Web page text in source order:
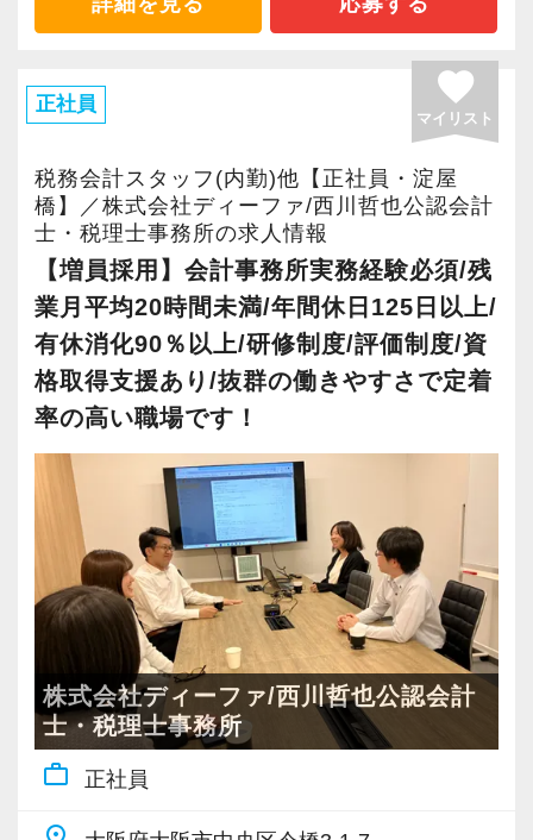
◆入社1年目（年収700万円前後）
・プレイヤーとしてスキルアップに励む。
・個人事業主や年商3億円未満のスタートアップ
法人をメインで担当。
◆入社3年目（年収1,000万円前後）
・担当顧問25〜30件前後。共同案件のリーダー
担当1〜2件前後、サポート担当5件前後。
・マネージャーやその補佐などを担当。
・財務コンサル業務を担当。
・年商10億円未満の中規模法人をメインで担
・年商10億円超の企業グループをチームの一員
として担当。
・その他、経験を積みたい分野があれば積極的
に該当案件へ参加して経験を積む（例：組織再
編や事業承継対策の提案、DD業務などのスポッ
ト業務をチームの一員として対応）。
◆入社5年目以降（年収1,200万円以上）
・担当顧問25〜35件前後。共同案件のリーダー
担当5〜10件前後。
・オフィスの拠点長や管理責任者、またはその
※「経験者」の定義は「税理士資格の有無は問
わず、単独で顧客対応可能な方」とする。
業界経験のある転職者は全員が前職以上の年収
を実現中！（2025年実績）
以下のインセンティブ制度を設定
売上額：25万円超～50万円/月の部分の20％〜
売上額：50万円超/月の部分の30％〜
※20万円に上記インセンティブを加算した結
果、月給を超えた金額を追加支給する。
＜年収実績（2025年）＞
勤続1年以上の税務担当の平均年収 ：
11,037,499円
勤続3年以上の税務担当の平均年収 ：
14,251,600円
勤続3年以上の税務担当の年収中央値：
11,683,809円
＜年収例＞
830万円／27歳／入社2年目／業界歴3年目／顧
スタッフの実力や頑張りに報いる給与体系があ
＜給与体系＞
月給+賞与+随時昇給
・前職以上の年収保証かつ下限保証700万円以上
（例1）前職年収450万円の場合、年収700万円
以上でスタート
（例2）前職年収850万円の場合、年収850万円
以上でスタート
【Bパターン】
月給+インセンティブ
※AとBいずれかのパターンを選択可能。
※どちらのパターンも6ヶ月間の試用期間あり。
Aパターンは本採用と同条件。Bパターンの詳細
は後述の「月給（Bパターン）」を参照。
※Aパターンを希望の場合は面接時に必ず「直近
の源泉徴収票」及び「直近3ヶ月分の給与明細」
を持参。賞与がある場合は「賞与明細書」も持
参。
たは新設法人に限ると70万円）となっており、
「価格だけを求めるお客様で疲弊する」という
こともありません。
◆専門職として成長&市場価値を高められる環境
税務の専門知識とビジネススキルを体系的に身
につけるため、独自マニュアルを用いて社内教
育を実施しています。
さらに、顧問先が2,000件以上（年間純増約350
件）あるため、ご経験や入社後の勤続年数、ご
本人の要望にあわせた案件の割り振りが可能で
す。
大型法人の顧問や組織再編などの複雑案件ま
で、実務面でもさまざまな業務を経験し成長で
きる環境があります。
◆公平かつ透明性のある評価制度
人事評価は売上等の「定量項目」、社内プロジ
ェクトへ取り組む姿勢などの「定性項目」、さ
らに税務知識やビジネススキルの「知識項目」
の3項目で実施しています。
全社公開されている具体的な基準に則って評価
されるため、理不尽な昇給や降給はありませ
正社員 favorite
マイリスト
税務会計スタッフ(内勤)他【正社員・淀屋
橋】／株式会社ディーファ/西川哲也公認会計
士・税理士事務所の求人情報
【増員採用】会計事務所実務経験必須/残
業月平均20時間未満/年間休日125日以上/
有休消化90％以上/研修制度/評価制度/資
格取得支援あり/抜群の働きやすさで定着
率の高い職場です！
株式会社ディーファ/西川哲也公認会計
士・税理士事務所
work_outline 正社員